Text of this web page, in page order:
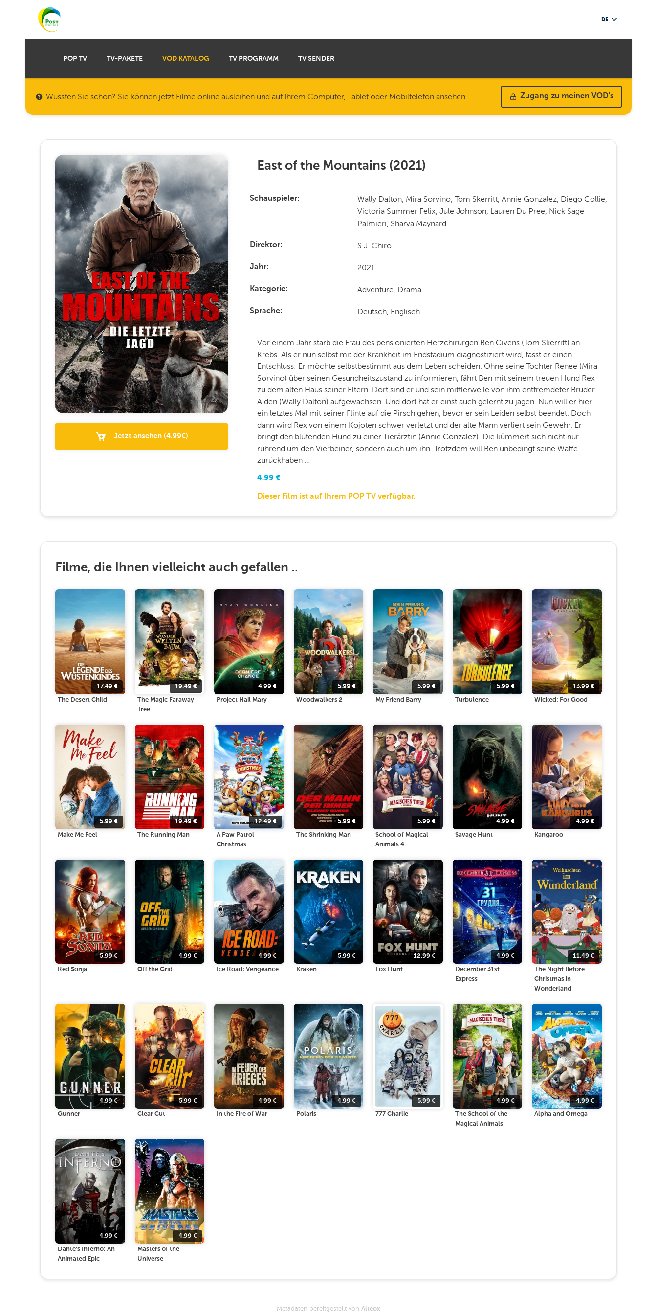
DE
POP TV TV-PAKETE VOD KATALOG TV PROGRAMM TV SENDER
Wussten Sie schon? Sie können jetzt Filme online ausleihen und auf Ihrem Computer, Tablet oder Mobiltelefon ansehen. Zugang zu meinen VOD's
Jetzt ansehen(4.99€)
East of the Mountains (2021)
Schauspieler
Wally Dalton, Mira Sorvino, Tom Skerritt, Annie Gonzalez, Diego Collie,
Victoria Summer Felix, Jule Johnson, Lauren Du Pree, Nick Sage
Palmieri, Sharva Maynard
Direktor S.J. Chiro
Jahr 2021
Kategorie Adventure, Drama
Sprache Deutsch, Englisch
Vor einem Jahr starb die Frau des pensionierten Herzchirurgen Ben Givens (Tom Skerritt) an
Krebs. Als er nun selbst mit der Krankheit im Endstadium diagnostiziert wird, fasst er einen
Entschluss: Er möchte selbstbestimmt aus dem Leben scheiden. Ohne seine Tochter Renee (Mira
Sorvino) über seinen Gesundheitszustand zu informieren, fährt Ben mit seinem treuen Hund Rex
zu dem alten Haus seiner Eltern. Dort sind er und sein mittlerweile von ihm entfremdeter Bruder
Aiden (Wally Dalton) aufgewachsen. Und dort hat er einst auch gelernt zu jagen. Nun will er hier
ein letztes Mal mit seiner Flinte auf die Pirsch gehen, bevor er sein Leiden selbst beendet. Doch
dann wird Rex von einem Kojoten schwer verletzt und der alte Mann verliert sein Gewehr. Er
bringt den blutenden Hund zu einer Tierärztin (Annie Gonzalez). Die kümmert sich nicht nur
rührend um den Vierbeiner, sondern auch um ihn. Trotzdem will Ben unbedingt seine Waffe
zurückhaben …
4.99 €
Dieser Film ist auf Ihrem POP TV verfügbar.
Filme, die Ihnen vielleicht auch gefallen ..
17.49€
The Desert Child
19.49€
The Magic Faraway
Tree
4.99€
Project Hail Mary
5.99€
Woodwalkers 2
5.99€
My Friend Barry
5.99 €
Turbulence
13.99€
Wicked: For Good
5.99€
Make Me Feel
19.49€
The Running Man
12.49€
A Paw Patrol
Christmas
5.99 €
The Shrinking Man
5.99€
School of Magical
Animals 4
4.99 €
Savage Hunt
4.99€
Kangaroo
5.99€
Red Sonja
4.99 €
Off the Grid
4.99€
Ice Road: Vengeance
5.99 €
Kraken
12.99€
Fox Hunt
4.99 €
December 31st
Express
11.49€
The Night Before
Christmas in
Wonderland
4.99€
Gunner
5.99 €
Clear Cut
4.99€
In the Fire of War
4.99 €
Polaris
5.99€
777 Charlie
4.99 €
The School of the
Magical Animals
4.99€
Alpha and Omega
4.99€
Dante's Inferno: An
Animated Epic
4.99 €
Masters of the
Universe
Metadaten bereitgestellt von Alteox